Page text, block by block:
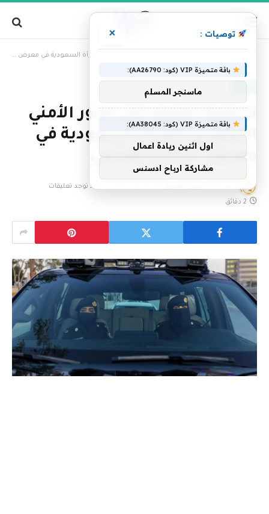
تسليط الضوء على الدور الأمني ​​المحوري للمرأة السعودية في معرض الدفاع العالمي
تسليط الضوء على الدور الأمني ​​
المحوري للمرأة السعودية في
معرض الدفاع العالمي
لا توجد تعليقات
2 دقائق
توصيات : ×
باقة متميزة VIP (كود: AA26790):
ماسنجر المسلم
باقة متميزة VIP (كود: AA38045):
اول اثنين ريادة اعمال
مشاركة ارباح ادسنس